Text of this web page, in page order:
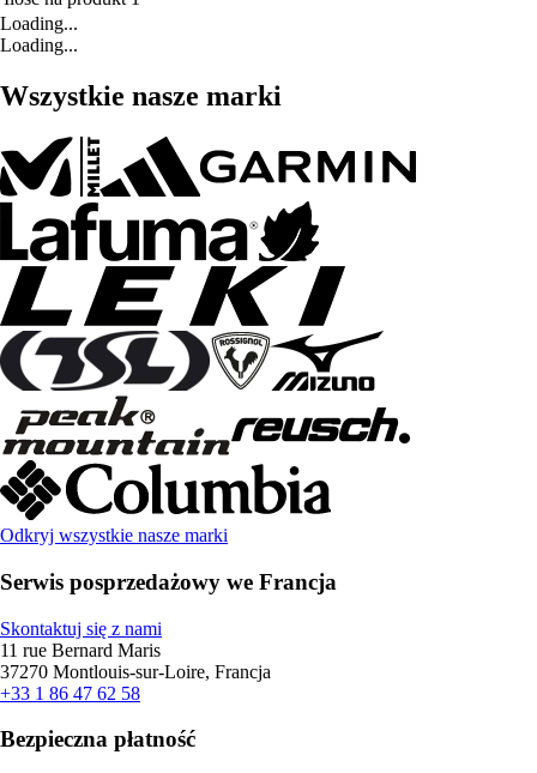
Loading...
Loading...
Wszystkie nasze marki
Odkryj wszystkie nasze marki
Serwis posprzedażowy we Francja
Skontaktuj się z nami
11 rue Bernard Maris
37270 Montlouis-sur-Loire, Francja
+33 1 86 47 62 58
Bezpieczna płatność